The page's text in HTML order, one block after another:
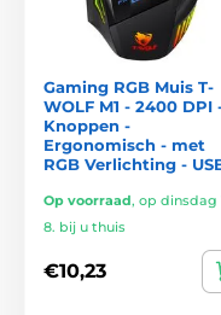
Gaming RGB Muis T-
WOLF M1 - 2400 DPI
Knoppen -
Ergonomisch - met
RGB Verlichting -
Op voorraad, op dinsdag
8. bij u thuis
€10,23